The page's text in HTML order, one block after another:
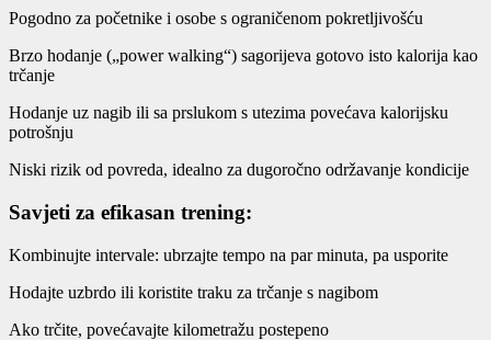
Pogodno za početnike i osobe s ograničenom pokretljivošću
Brzo hodanje („power walking“) sagorijeva gotovo isto kalorija kao
trčanje
Hodanje uz nagib ili sa prslukom s utezima povećava kalorijsku
potrošnju
Niski rizik od povreda, idealno za dugoročno održavanje kondicije
Savjeti za efikasan trening:
Kombinujte intervale: ubrzajte tempo na par minuta, pa usporite
Hodajte uzbrdo ili koristite traku za trčanje s nagibom
Ako trčite, povećavajte kilometražu postepeno